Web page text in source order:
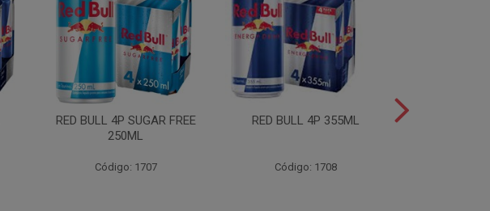
RED BULL 4P SUGAR FREE
250ML
Código: 1707
RED BULL 4P 355ML
Código: 1708